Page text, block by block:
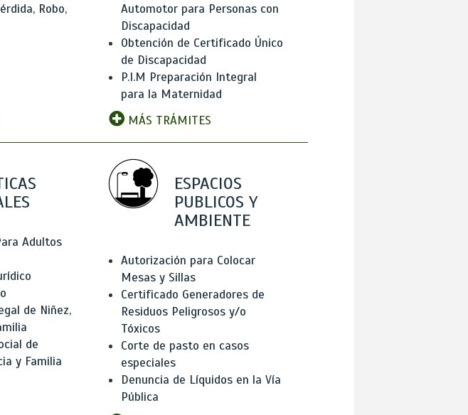
Robo,
Automotor para Personas con
Discapacidad
Obtención de Certificado Único
de Discapacidad
P.I.M Preparación Integral
para la Maternidad
MÁS TRÁMITES
Adultos
de Niñez,
de
y Familia
ESPACIOS
PUBLICOS Y
AMBIENTE
Autorización para Colocar
Mesas y Sillas
Certificado Generadores de
Residuos Peligrosos y/o
Tóxicos
Corte de pasto en casos
especiales
Denuncia de Líquidos en la Vía
Pública